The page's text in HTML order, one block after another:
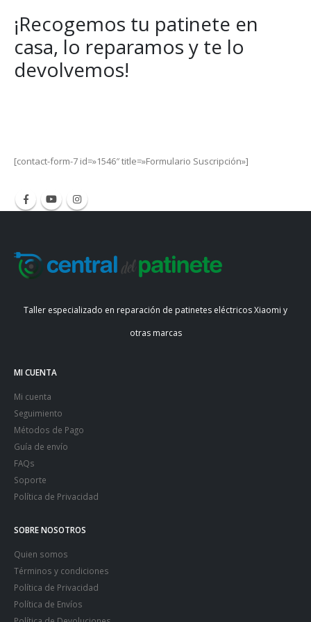
¡Recogemos tu patinete en
casa, lo reparamos y te lo
devolvemos!
[contact-form-7 id=»1546″ title=»Formulario Suscripción»]
Taller especializado en reparación de patinetes eléctricos Xiaomi y
otras marcas
MI CUENTA
Mi cuenta
Seguimiento
Métodos de Pago
Guía de envío
FAQs
Soporte
Política de Privacidad
SOBRE NOSOTROS
Quien somos
Términos y condiciones
Política de Privacidad
Política de Envíos